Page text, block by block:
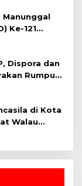
Manunggal
Ke-121
?
Dispora dan
Rumput
di Kota
Walau